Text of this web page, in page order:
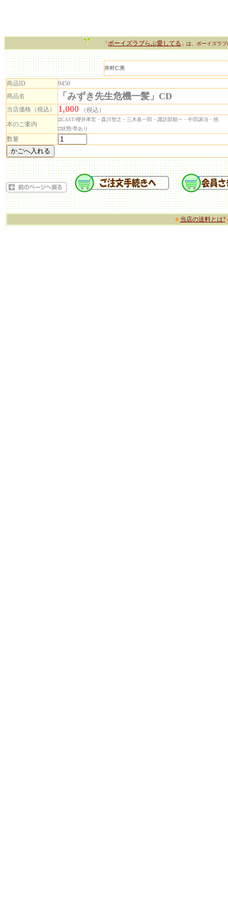
「ボーイズラブらぶ愛してる 」は、ボーイズラ
井村仁美
商品ID
9450
商品名
「みずき先生危機一髪」CD
当店価格（税込） 1,000
（税込）
本のご案内
□CAST/櫻井孝宏・森川智之・三木眞一郎・諏訪部順一・中田譲冶・他
□状態/帯あり
数量
★当店の送料とは?